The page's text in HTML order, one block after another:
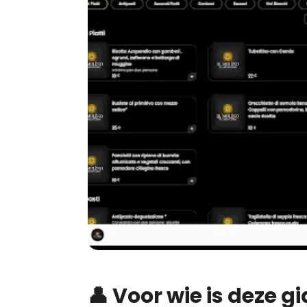
👤 Voor wie is deze